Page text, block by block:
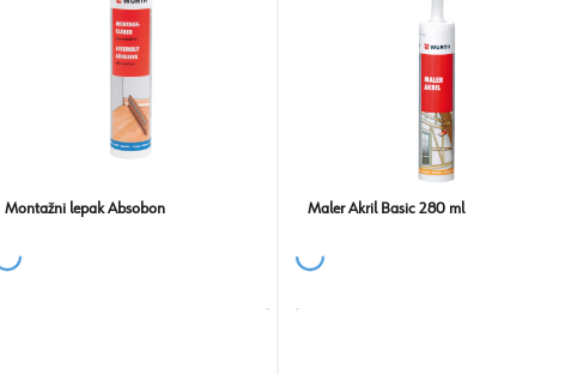
Montažni lepak Absobon Maler Akril Basic 280 ml